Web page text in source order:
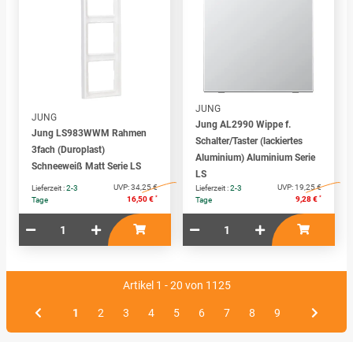
JUNG
Jung LS983WWM Rahmen
3fach (Duroplast)
Schneeweiß Matt Serie LS
Lieferzeit :2-3
Tage
UVP:34,25 €
16,50 € *
JUNG
Jung AL2990 Wippe f.
Schalter/Taster (lackiertes
Aluminium) Aluminium Serie
LS
Lieferzeit :2-3
Tage
UVP:19,25 €
9,28 € *
Artikel 1 - 20 von 1125
1 2 3 4 5 6 7 8 9